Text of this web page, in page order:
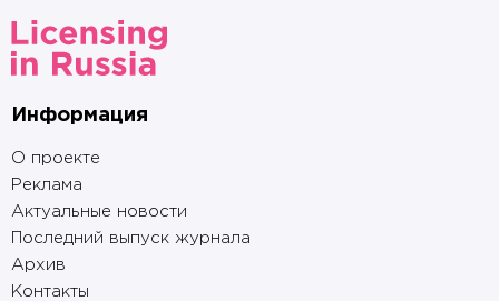
Информация
О проекте
Реклама
Актуальные новости
Последний выпуск журнала
Архив
Контакты